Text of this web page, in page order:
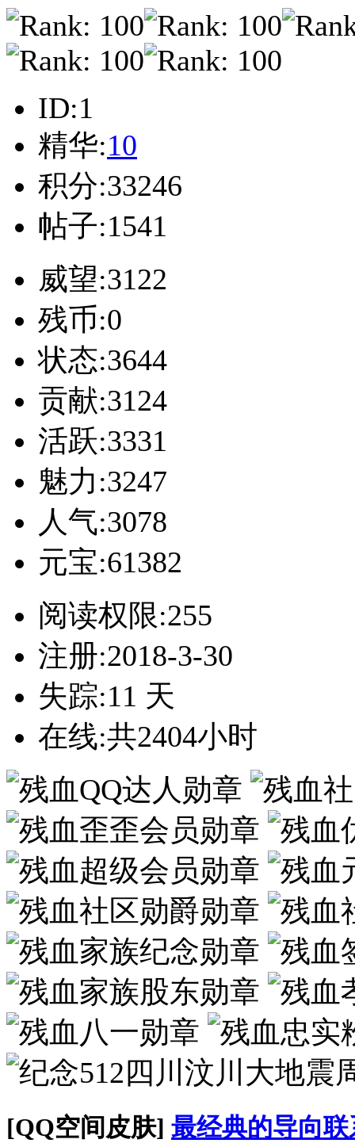
ID:1
精华:10
积分:33246
帖子:1541
威望:3122
残币:0
状态:3644
贡献:3124
活跃:3331
魅力:3247
人气:3078
元宝:61382
阅读权限:255
注册:2018-3-30
失踪:11 天
在线:共2404小时
[QQ空间皮肤] 最经典的导向